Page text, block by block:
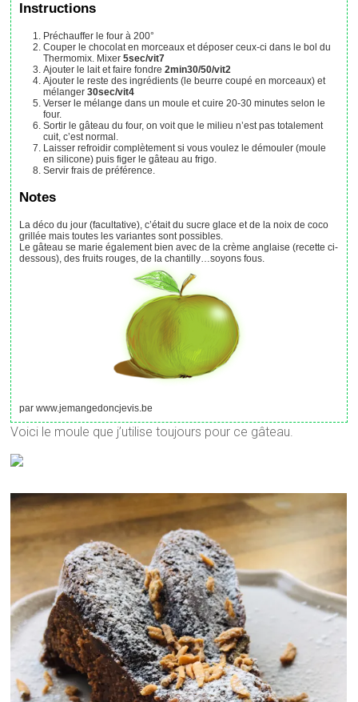
Instructions
Préchauffer le four à 200°
Couper le chocolat en morceaux et déposer ceux-ci dans le bol du
Thermomix. Mixer5sec/vit7
Ajouter le lait et faire fondre2min30/50/vit2
Ajouter le reste des ingrédients (le beurre coupé en morceaux) et
mélanger30sec/vit4
Verser le mélange dans un moule et cuire 20-30 minutes selon le
four.
Sortir le gâteau du four, on voit que le milieu n’est pas totalement
cuit, c’est normal.
Laisser refroidir complètement si vous voulez le démouler (moule
en silicone) puis figer le gâteau au frigo.
Servir frais de préférence.
Notes
La déco du jour (facultative), c’était du sucre glace et de la noix de coco
grillée mais toutes les variantes sont possibles.
Le gâteau se marie également bien avec de la crème anglaise (recette ci-
dessous), des fruits rouges, de la chantilly…soyons fous.
par www.jemangedoncjevis.be
Voici le moule que j’utilise toujours pour ce gâteau.